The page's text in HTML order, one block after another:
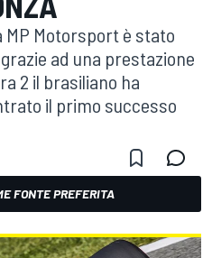
MP Motorsport è stato
ad una prestazione
2 il brasiliano ha
il primo successo
FONTE PREFERITA